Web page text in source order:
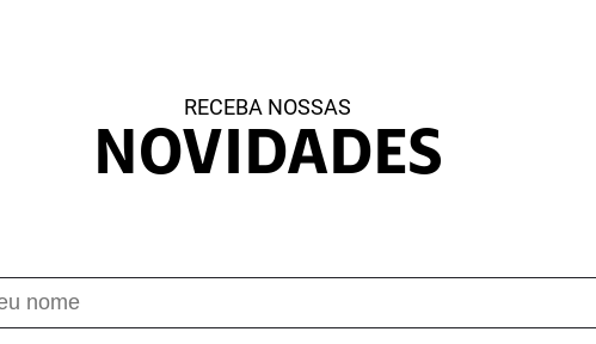
RECEBA NOSSAS
NOVIDADES